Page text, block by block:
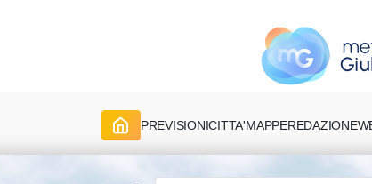
PREVISIONICITTA'MAPPEREDAZIONE